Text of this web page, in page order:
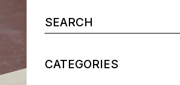
CATEGORIES